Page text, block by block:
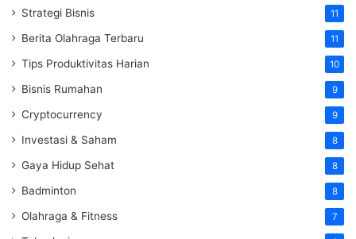
Strategi Bisnis 11
Berita Olahraga Terbaru 11
Tips Produktivitas Harian 10
Bisnis Rumahan 9
Cryptocurrency 9
Investasi & Saham 8
Gaya Hidup Sehat 8
Badminton 8
Olahraga & Fitness 7